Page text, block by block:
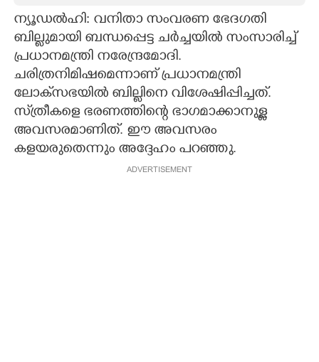
LITERATURE
ZOOM
CONTACT US
ന്യൂഡൽഹി: വനിതാ സംവരണ ഭേദഗതി
ബില്ലുമായി ബന്ധപ്പെട്ട ചർച്ചയിൽ സംസാരിച്ച്
പ്രധാനമന്ത്രി നരേന്ദ്രമോദി.
ചരിത്രനിമിഷമെന്നാണ് പ്രധാനമന്ത്രി
ലോക്‌സഭയിൽ ബില്ലിനെ വിശേഷിപ്പിച്ചത്.
സ്‌ത്രീകളെ ഭരണത്തിന്റെ ഭാഗമാക്കാനുള്ള
അവസരമാണിത്. ഈ അവസരം
കളയരുതെന്നും അദ്ദേഹം പറഞ്ഞു.
ADVERTISEMENT